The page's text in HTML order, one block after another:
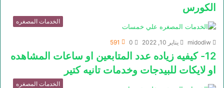
الكورس
الخدمات المصغره
midodiw يناير 10, 2022 0
591
12- كيفيه زياده عدد المتابعين او ساعات المشاهده
او لايكات للبيدجات وخدمات تانيه كتير
الخدمات المصغره